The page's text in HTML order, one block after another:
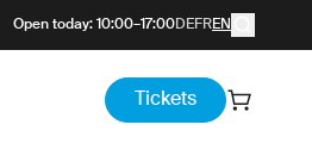
Open today: 10:00–17:00DEFREN
Tickets